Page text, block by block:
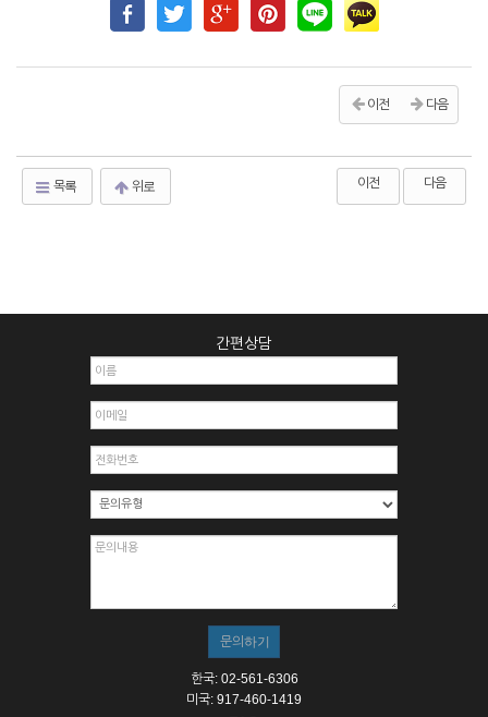
이전 다음
목록 위로 이전 다음
간편상담
한국: 02-561-6306
미국: 917-460-1419